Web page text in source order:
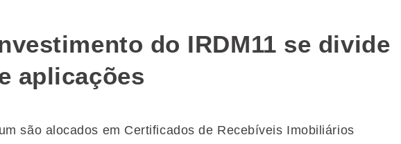
do IRDM11 se divide
aplicações
são alocados em Certificados de Recebíveis Imobiliários